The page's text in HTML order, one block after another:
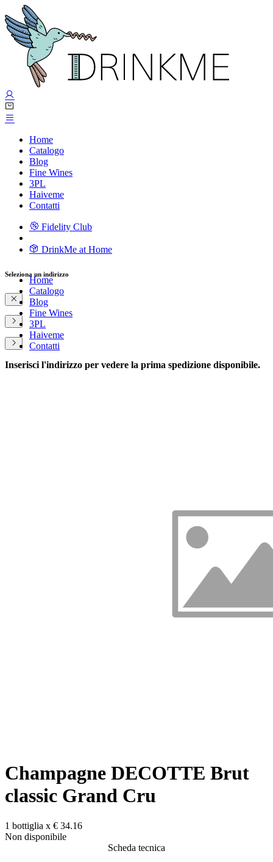
Home
Catalogo
Blog
Fine Wines
3PL
Haiveme
Contatti
Fidelity Club
DrinkMe at Home
Home
Catalogo
Blog
Fine Wines
3PL
Haiveme
Contatti
Seleziona un indirizzo
Inserisci l'indirizzo per vedere la prima spedizione disponibile.
Champagne DECOTTE Brut
classic Grand Cru
1 bottiglia x € 34.16
Non disponibile
Scheda tecnica